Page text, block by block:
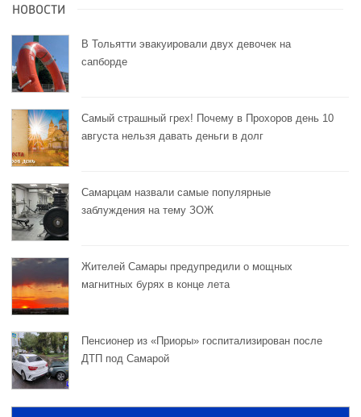
НОВОСТИ
В Тольятти эвакуировали двух девочек на
сапборде
Самый страшный грех! Почему в Прохоров день 10
августа нельзя давать деньги в долг
Самарцам назвали самые популярные
заблуждения на тему ЗОЖ
Жителей Самары предупредили о мощных
магнитных бурях в конце лета
Пенсионер из «Приоры» госпитализирован после
ДТП под Самарой